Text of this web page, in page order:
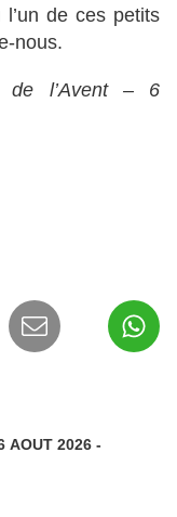
de ces petits
nous.
de l’Avent – 6
AOUT 2026 -